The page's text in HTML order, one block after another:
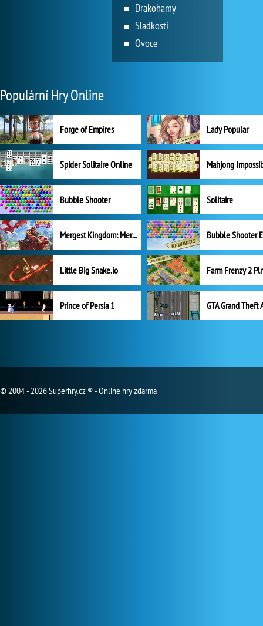
Drakohamy
Sladkosti
Ovoce
Populární Hry Online
Forge of Empires Lady Popular
Spider Solitaire Online Mahjong
Bubble Shooter Solitaire
Mergest Kingdom: Merge Puzzle
Little Big Snake.io
Prince of Persia 1 GTA Grand Theft
© 2004 - 2026 Superhry.cz ® - Online hry zdarma